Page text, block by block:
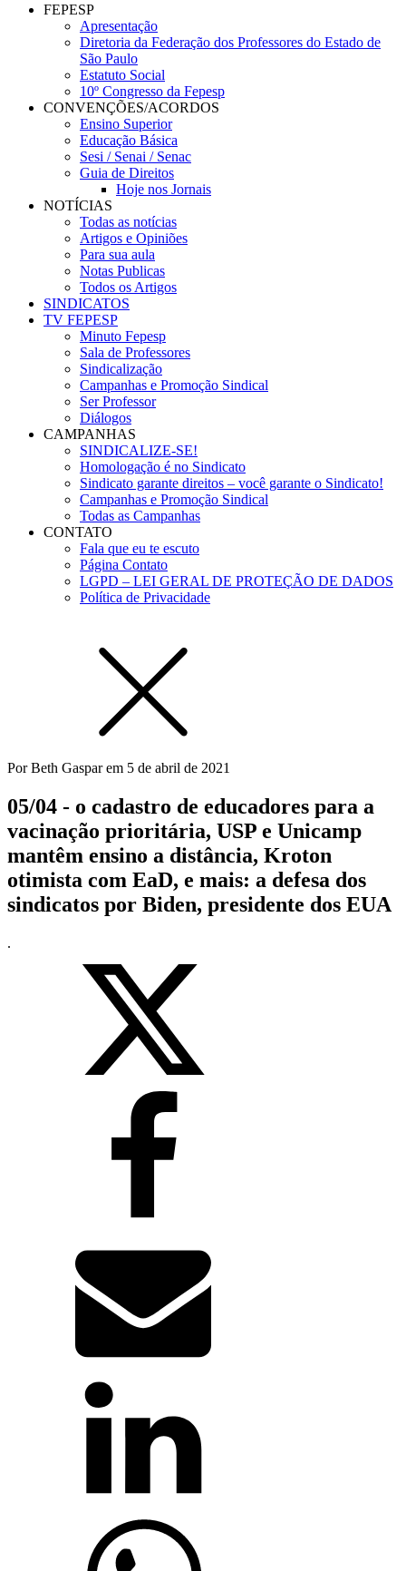
FEPESP
Apresentação
Diretoria da Federação dos Professores do Estado de
São Paulo
Estatuto Social
10º Congresso da Fepesp
CONVENÇÕES/ACORDOS
Ensino Superior
Educação Básica
Sesi / Senai / Senac
Guia de Direitos
Hoje nos Jornais
NOTÍCIAS
Todas as notícias
Artigos e Opiniões
Para sua aula
Notas Publicas
Todos os Artigos
SINDICATOS
TV FEPESP
Minuto Fepesp
Sala de Professores
Sindicalização
Campanhas e Promoção Sindical
Ser Professor
Diálogos
CAMPANHAS
SINDICALIZE-SE!
Homologação é no Sindicato
Sindicato garante direitos – você garante o Sindicato!
Campanhas e Promoção Sindical
Todas as Campanhas
CONTATO
Fala que eu te escuto
Página Contato
LGPD – LEI GERAL DE PROTEÇÃO DE DADOS
Política de Privacidade
PorBeth Gasparem 5 de abril de 2021
05/04 - o cadastro de educadores para a
vacinação prioritária, USP e Unicamp
mantêm ensino a distância, Kroton
otimista com EaD, e mais: a defesa dos
sindicatos por Biden, presidente dos EUA
.